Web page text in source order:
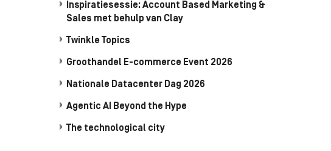
Inspiratiesessie: Account Based Marketing &
Sales met behulp van Clay
Twinkle Topics
Groothandel E-commerce Event 2026
Nationale Datacenter Dag 2026
Agentic AI Beyond the Hype
The technological city